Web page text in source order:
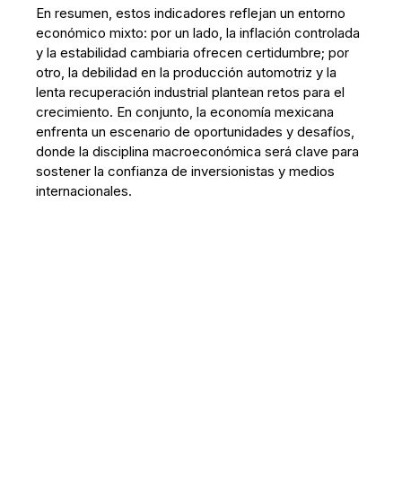
En resumen, estos indicadores reflejan un entorno
económico mixto: por un lado, la inflación controlada
y la estabilidad cambiaria ofrecen certidumbre; por
otro, la debilidad en la producción automotriz y la
lenta recuperación industrial plantean retos para el
crecimiento. En conjunto, la economía mexicana
enfrenta un escenario de oportunidades y desafíos,
donde la disciplina macroeconómica será clave para
sostener la confianza de inversionistas y medios
internacionales.